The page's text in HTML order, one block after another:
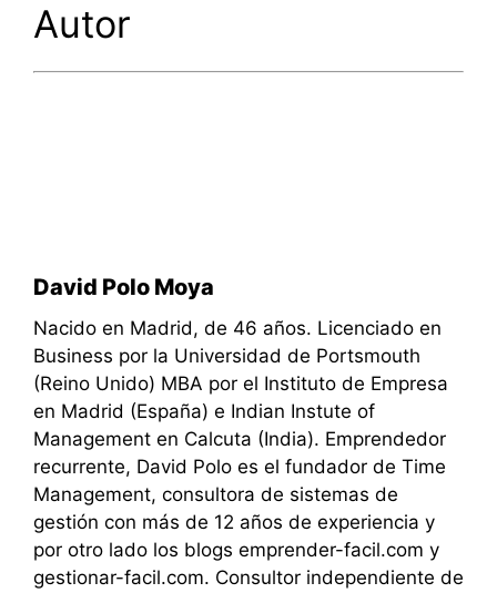
Autor
David Polo Moya
Nacido en Madrid, de 46 años. Licenciado en
Business por la Universidad de Portsmouth
(Reino Unido) MBA por el Instituto de Empresa
en Madrid (España) e Indian Instute of
Management en Calcuta (India). Emprendedor
recurrente, David Polo es el fundador de Time
Management, consultora de sistemas de
gestión con más de 12 años de experiencia y
por otro lado los blogs emprender-facil.com y
gestionar-facil.com. Consultor independiente de